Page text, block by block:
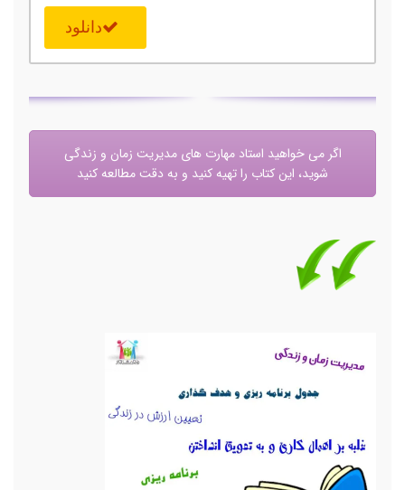
دانلود
اگر می خواهید استاد مهارت های مدیریت زمان و زندگی
شوید، این کتاب را تهیه کنید و به دقت مطالعه کنید